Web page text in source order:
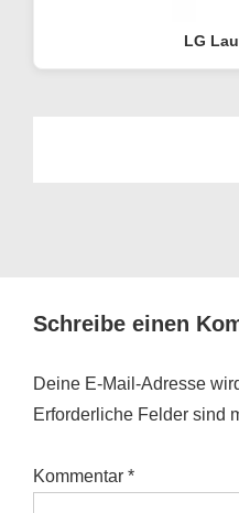
LG
Schreibe einen
Deine E-Mail-Adresse
Erforderliche Felder sind
Kommentar *